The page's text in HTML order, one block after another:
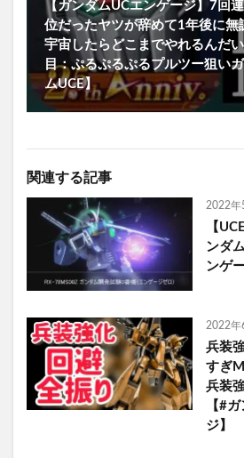
【ガンダムUCエンゲージ】7回
位だったヤツが辞めて1年後に無
宇宙したらどこまでやれるんだ
目：ぷるぷるぷるプルツー狙い
ムUCE】
関連する記事
2022年
【
ンダ
ンゲ
2022年
兵装
すぎ
兵装
【#
ジ】